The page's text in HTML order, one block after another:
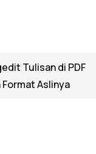
Tulisan di PDF
Aslinya